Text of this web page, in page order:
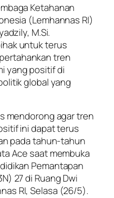
Ketahanan
(Lemhannas RI)
M.Si.
untuk terus
tren
yang positif di
global yang
mendorong agar tren
ini dapat terus
pada tahun-tahun
Ace saat membuka
Pemantapan
27 di Ruang Dwi
RI, Selasa (26/5).